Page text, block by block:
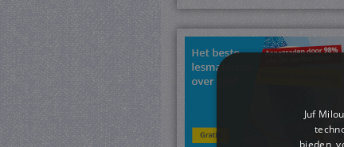
Juf
bieden,